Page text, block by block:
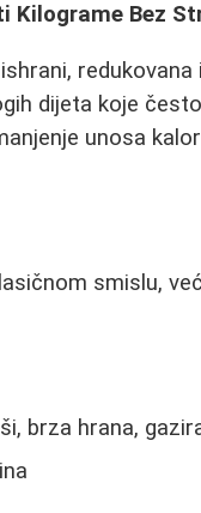
Kilograme Bez
dijeta koje
unosa
smislu,
brza hrana,